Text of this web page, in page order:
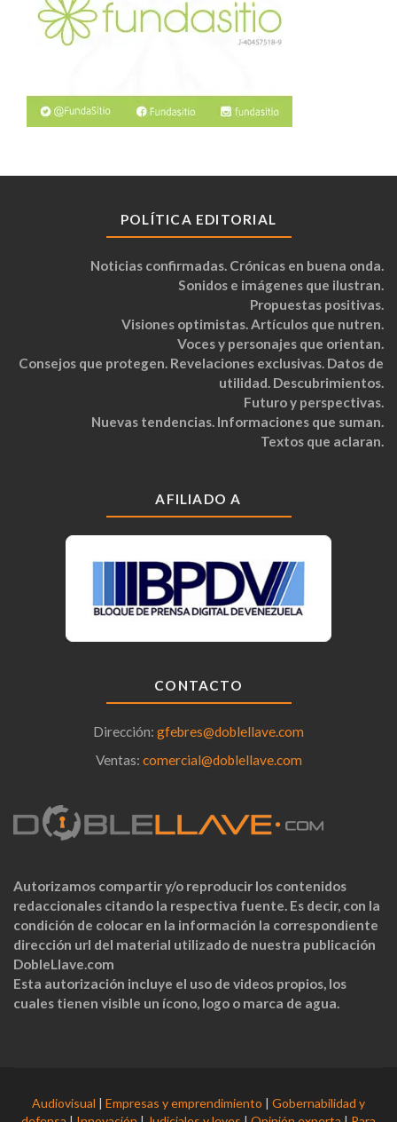
POLÍTICA EDITORIAL
Noticias confirmadas. Crónicas en buena onda.
Sonidos e imágenes que ilustran.
Propuestas positivas.
Visiones optimistas. Artículos que nutren.
Voces y personajes que orientan.
Consejos que protegen. Revelaciones exclusivas. Datos de
utilidad. Descubrimientos.
Futuro y perspectivas.
Nuevas tendencias. Informaciones que suman.
Textos que aclaran.
AFILIADO A
CONTACTO
Dirección: gfebres@doblellave.com
Ventas: comercial@doblellave.com
Autorizamos compartir y/o reproducir los contenidos
redaccionales citando la respectiva fuente. Es decir, con la
condición de colocar en la información la correspondiente
dirección url del material utilizado de nuestra publicación
DobleLlave.com
Esta autorización incluye el uso de videos propios, los
cuales tienen visible un ícono, logo o marca de agua.
Audiovisual | Empresas y emprendimiento | Gobernabilidad y